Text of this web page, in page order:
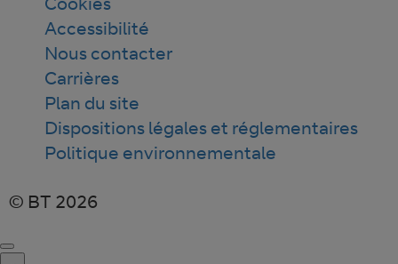
Accessibilité
Nous contacter
Carrières
Plan du site
Dispositions légales et réglementaires
Politique environnementale
© BT 2026